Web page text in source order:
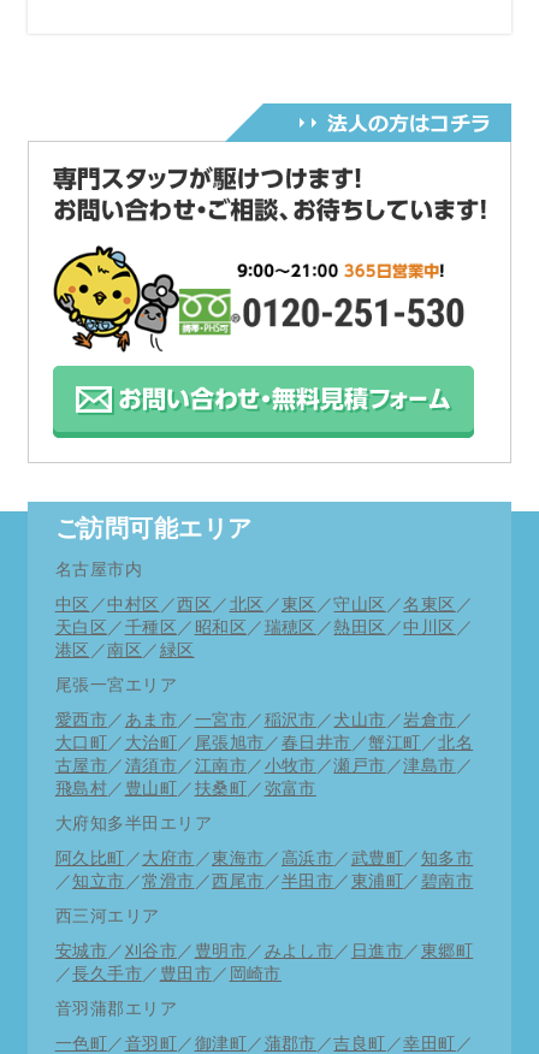
ご訪問可能エリア
名古屋市内
中区 ／中村区 ／ 西区 ／ 北区 ／東区 ／守山区 ／名東区 ／
天白区 ／ 千種区 ／ 昭和区 ／ 瑞穂区 ／ 熱田区 ／中川区 ／
港区 ／南区 ／ 緑区
尾張一宮エリア
愛西市 ／ あま市 ／ 一宮市 ／ 稲沢市 ／ 犬山市 ／岩倉市 ／
大口町
／ 大治町 ／ 尾張旭市 ／ 春日井市 ／蟹江町 ／北名
古屋市 ／ 清須市 ／ 江南市 ／ 小牧市 ／瀬戸市 ／津島市 ／
飛島村 ／ 豊山町 ／ 扶桑町 ／ 弥富市
大府知多半田エリア
阿久比町 ／ 大府市 ／東海市 ／ 高浜市 ／ 武豊町 ／ 知多市
／知立市 ／常滑市 ／ 西尾市 ／半田市 ／ 東浦町 ／ 碧南市
西三河エリア
安城市 ／ 刈谷市 ／ 豊明市 ／ みよし市 ／ 日進市 ／ 東郷町
／長久手市 ／ 豊田市 ／ 岡崎市
音羽蒲郡エリア
一色町 ／ 音羽町 ／ 御津町 ／ 蒲郡市 ／吉良町 ／幸田町 ／